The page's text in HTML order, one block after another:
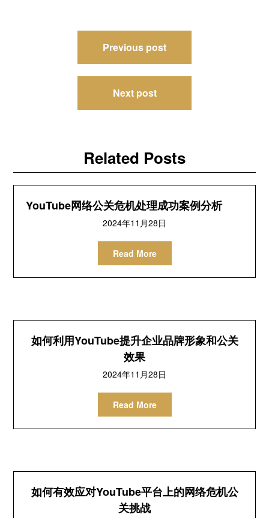
Previous post
Next post
Related Posts
YouTube网络公关危机处理成功案例分析
2024年11月28日
Read More
如何利用YouTube提升企业品牌形象和公关
效果
2024年11月28日
Read More
如何有效应对YouTube平台上的网络危机公
关挑战